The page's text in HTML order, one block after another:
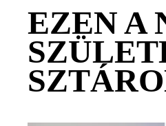
EZEN A